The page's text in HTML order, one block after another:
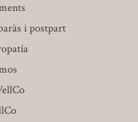
i postpart